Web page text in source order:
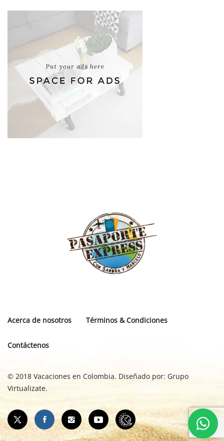
Acerca de nosotros Términos & Condiciones
Contáctenos
© 2018 Vacaciones en Colombia. Diseñado por: Grupo
Virtualizate.